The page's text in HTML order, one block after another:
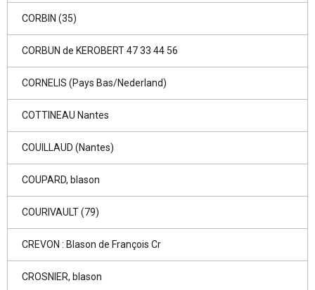
CORBIN (35)
CORBUN de KEROBERT 47 33 44 56
CORNELIS (Pays Bas/Nederland)
COTTINEAU Nantes
COUILLAUD (Nantes)
COUPARD, blason
COURIVAULT (79)
CREVON : Blason de François Cr
CROSNIER, blason